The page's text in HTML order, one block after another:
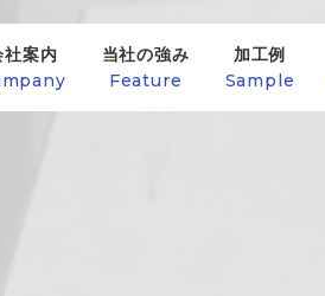
社案内 当社の強み
Feature
加工例
Sample